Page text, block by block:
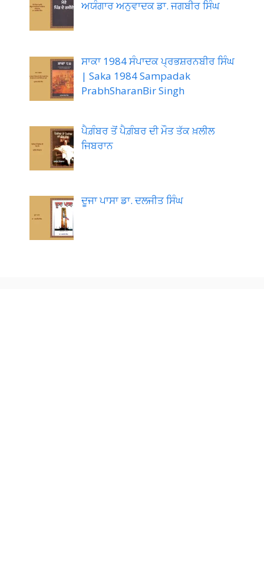
ਅਯੰਗਾਰ ਅਨੁਵਾਦਕ ਡਾ. ਜਗਬੀਰ ਸਿੰਘ
ਸਾਕਾ 1984 ਸੰਪਾਦਕ ਪ੍ਰਭਸ਼ਰਨਬੀਰ ਸਿੰਘ
| Saka 1984 Sampadak
PrabhSharanBir Singh
ਪੈਗ਼ੰਬਰ ਤੋਂ ਪੈਗ਼ੰਬਰ ਦੀ ਮੌਤ ਤੱਕ ਖ਼ਲੀਲ
ਜਿਬਰਾਨ
ਦੂਜਾ ਪਾਸਾ ਡਾ. ਦਲਜੀਤ ਸਿੰਘ